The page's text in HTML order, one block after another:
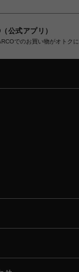
公式アプリ）
でのお買い物がオトクに